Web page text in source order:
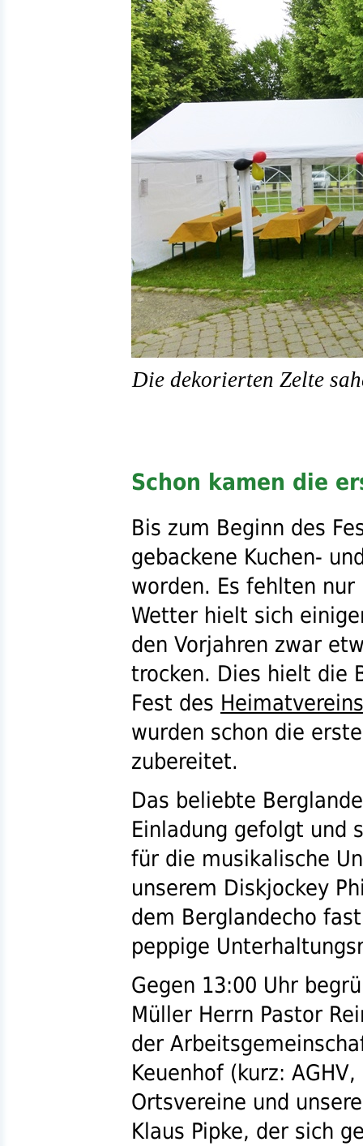
Die dekorierten Zelte
Schon kamen die
Bis zum Beginn des
gebackene Kuchen-
worden. Es fehlten nur
Wetter hielt sich
den Vorjahren zwar
trocken. Dies hielt die
Fest des Heimatvereins
wurden schon die
zubereitet.
Das beliebte
Einladung gefolgt und
für die musikalische
unserem Diskjockey
dem Berglandecho
peppige
Gegen 13:00 Uhr
Müller Herrn Pastor
der
Keuenhof (kurz: AGHV,
Ortsvereine und
Klaus Pipke, der sich